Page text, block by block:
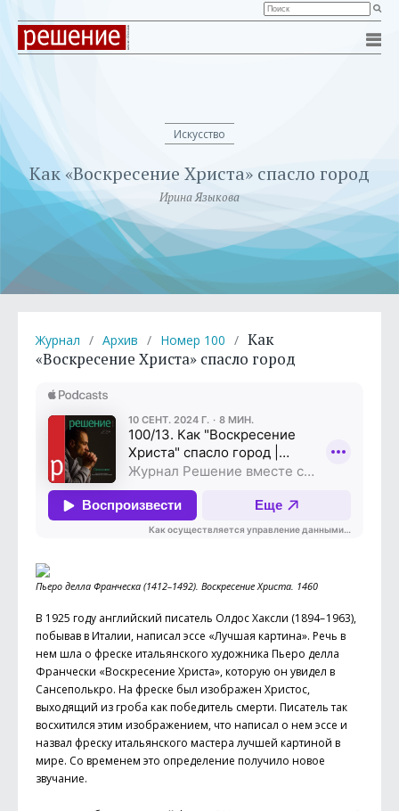
Искусство
Как «Воскресение Христа» спасло город
Ирина Языкова
Журнал / Архив / Номер 100 / Как
«Воскресение Христа» спасло город
Пьеро делла Франческа (1412–1492). Воскресение Христа. 1460
В 1925 году английский писатель Олдос Хаксли (1894– 1963),
побывав в Италии, написал эссе «Лучшая картина». Речь в
нем шла о фреске итальянского художника Пьеро делла
Франчески «Воскресение Христа», которую он увидел в
Сансеполькро. На фреске был изображен Христос,
выходящий из гроба как победитель смерти. Писатель так
восхитился этим изображением, что написал о нем эссе и
назвал фреску итальянского мастера лучшей картиной в
мире. Со временем это определение получило новое
звучание.